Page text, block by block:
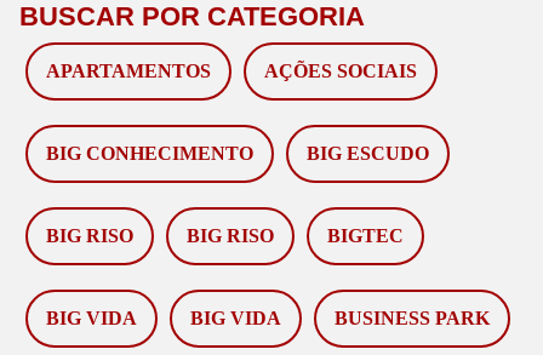
BUSCAR POR CATEGORIA
APARTAMENTOS AÇÕES SOCIAIS
BIG CONHECIMENTO BIG ESCUDO
BIG RISO BIG RISO BIGTEC
BIG VIDA BIG VIDA BUSINESS PARK